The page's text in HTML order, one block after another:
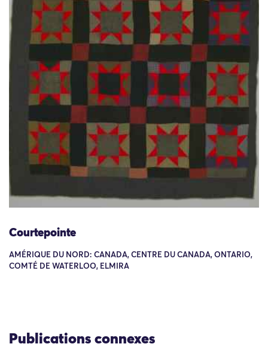
Courtepointe
AMÉRIQUE DU NORD: CANADA, CENTRE DU CANADA, ONTARIO,
COMTÉ DE WATERLOO, ELMIRA
Publications connexes